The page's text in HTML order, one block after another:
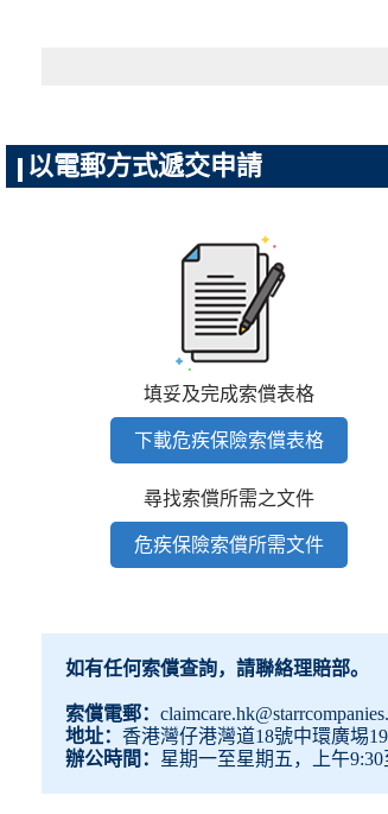
以電郵方式遞交申請
填妥及完成索償表格
下載危疾保險索償表格
尋找索償所需之文件
危疾保險索償所需文件
如有任何索償查詢，請聯絡理賠部。
索償電郵：
地址： 香港灣仔港灣道18號中環廣埸
辦公時間： 星期一至星期五，上午